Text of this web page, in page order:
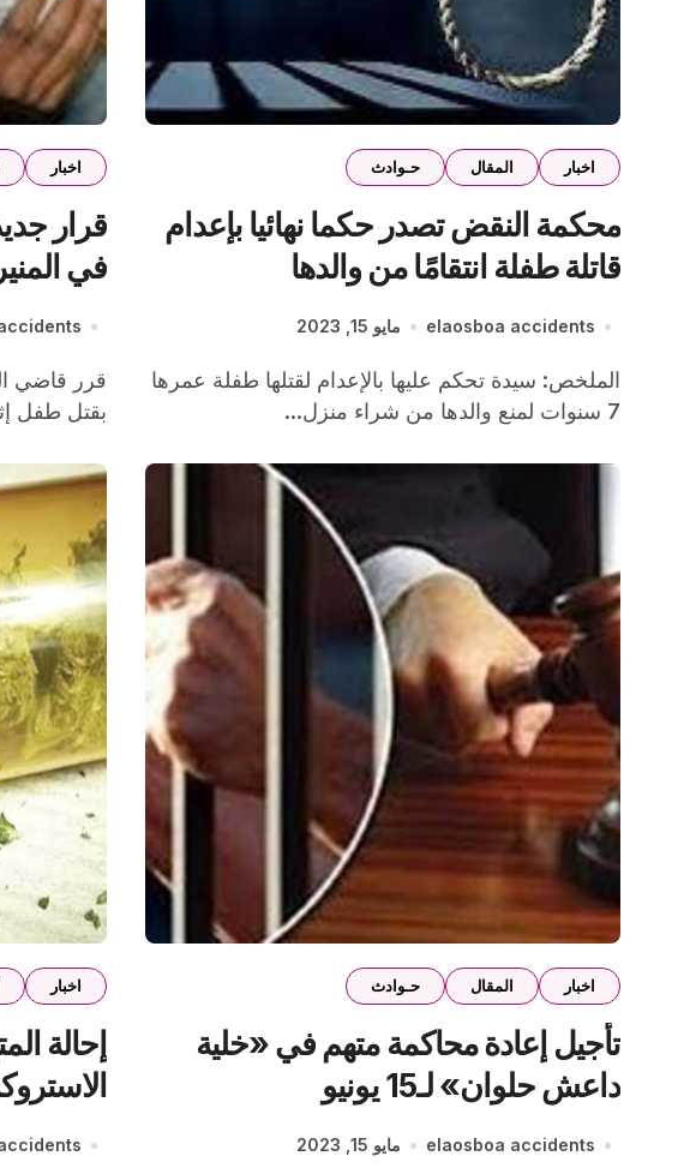
اخبار المقال حـوادث
محكمة النقض تصدر حكما نهائيا بإعدام
قاتلة طفلة انتقامًا من والدها
elaosboa accidents مايو 15, 2023
الملخص: سيدة تحكم عليها بالإعدام لقتلها طفلة عمرها
7 سنوات لمنع والدها من شراء منزل...
اخبار
قرار
في
قرر قاضي المعارضات المختص تجديد حبس المتهم،
بقتل طفل
اخبار المقال حـوادث
تأجيل إعادة محاكمة متهم في «خلية
داعش حلوان» لـ15 يونيو
elaosboa accidents مايو 15, 2023
اخبار
إحالة
للمحاكمة